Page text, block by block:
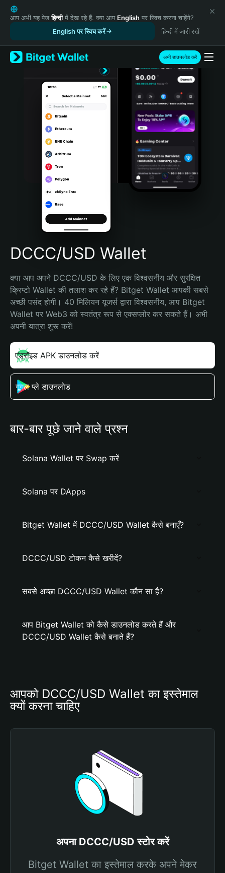
English
日本語
Русский
Español (Latinoamérica)
Türkçe
Português (Portugal)
Bahasa Indonesia
Português (Brasil)
Español (Argentina)
आप अभी यह पेजहिन्दीमें देख रहे हैं. क्या आप English पर स्विच करना चाहेंगे?
English पर स्विच करें
हिन्दी में जारी रखें
अभी डाउनलोड करें
DCCC/USD Wallet
क्या आप अपने DCCC/USD के लिए एक विश्वसनीय और सुरक्षित
क्रिप्टो Wallet की तलाश कर रहे हैं? Bitget Wallet आपकी सबसे
अच्छी पसंद होगी। 40 मिलियन यूजर्स द्वारा विश्वसनीय, आप Bitget
Wallet पर Web3 को स्वतंत्र रूप से एक्सप्लोर कर सकते हैं। अभी
अपनी यात्रा शुरू करें!
एंड्रॉइड APK डाउनलोड करें
गूगल प्ले डाउनलोड
बार-बार पूछे जाने वाले प्रश्न
Solana Wallet पर Swap करें
Solana पर DApps
Bitget Wallet में DCCC/USD Wallet कैसे बनाएँ?
DCCC/USD टोकन कैसे खरीदें?
सबसे अच्छा DCCC/USD Wallet कौन सा है?
आप Bitget Wallet को कैसे डाउनलोड करते हैं और
DCCC/USD Wallet कैसे बनाते हैं?
आपको DCCC/USD Wallet का इस्तेमाल
क्यों करना चाहिए
अपना DCCC/USD स्टोर करें
Bitget Wallet का इस्तेमाल करके अपने मेकर